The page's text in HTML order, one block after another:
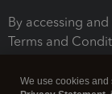
By accessing
Terms and
We use cookies